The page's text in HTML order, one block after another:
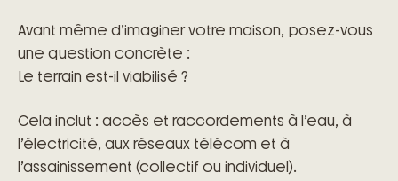
Avant même d’imaginer votre maison, posez-vous
une question concrète :
Le terrain est-il viabilisé ?
Cela inclut : accès et raccordements à l’eau, à
l’électricité, aux réseaux télécom et à
l’assainissement (collectif ou individuel).